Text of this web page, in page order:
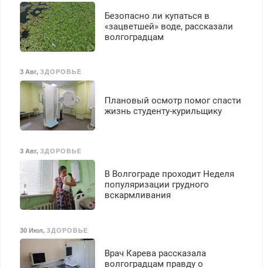
Безопасно ли купаться в
«зацветшей» воде, рассказали
волгоградцам
3 Авг, ЗДОРОВЬЕ
Плановый осмотр помог спасти
жизнь студенту-курильщику
3 Авг, ЗДОРОВЬЕ
В Волгограде проходит Неделя
популяризации грудного
вскармливания
30 Июл, ЗДОРОВЬЕ
Врач Карева рассказала
волгоградцам правду о